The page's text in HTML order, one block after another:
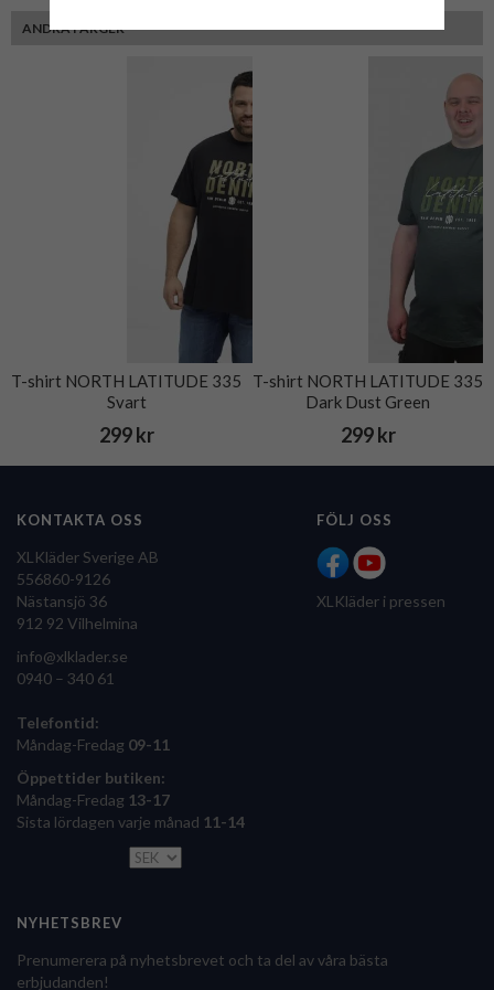
ANDRA FÄRGER
T-shirt NORTH LATITUDE 335
Svart
299 kr
T-shirt NORTH LATITUDE 335
Dark Dust Green
299 kr
KONTAKTA OSS
XLKläder Sverige AB
556860-9126
Nästansjö 36
912 92 Vilhelmina
info@xlklader.se
0940 – 340 61
Telefontid:
Måndag-Fredag 09-11
Öppettider butiken:
Måndag-Fredag 13-17
Sista lördagen varje månad 11-14
FÖLJ OSS
XLKläder i pressen
NYHETSBREV
Prenumerera på nyhetsbrevet och ta del av våra bästa
erbjudanden!